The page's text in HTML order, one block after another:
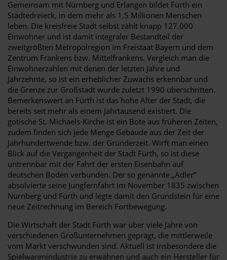
Gemeinsam mit Nürnberg und Erlangen bildet Fürth ein
Städtedreieck, in dem mehr als 1,5 Millionen Menschen
leben. Die kreisfreie Stadt selbst zählt knapp 127.000
Einwohner und ist damit integraler Bestandteil der
zweitgrößten Metropolregion im Freistaat Bayern und dem
Zentrum Frankens bzw. Mittelfrankens. Vergleich man die
Einwohnerzahlen mit denen der letzten Jahre und
Jahrzehnte, so ist ein erheblicher Zuwachs erkennbar und
die Grenze zur Großstadt wurde zuletzt 1990 überschritten.
Bemerkenswert an Fürth ist das hohe Alter der Stadt, die
bereits seit mehr als einem Jahrtausend existiert. Die
gotische St. Michaels-Kirche ist ein Bote aus früheren Zeiten,
zudem finden sich jede Menge Gebäude aus der Zeit der
Jahrhundertwende bzw. der Gründerzeit. Wirft man einen
Blick auf die Vergangenheit der Stadt Fürth, so ist diese
untrennbar mit der Fahrt der ersten Eisenbahn auf
deutschen Boden verbunden. Der so genannte „Adler“
absolvierte seine Jungfernfahrt im November 1835 zwischen
Nürnberg und Fürth und legte damit den Grundstein für eine
neue Zeitrechnung im Bereich Fortbewegung.
Die Wirtschaft der Stadt Fürth war über viele Jahre von
verschiedenen Großunternehmen geprägt, die mittlerweile
vom Markt verschwunden sind. Aktuell ist insbesondere die
Spielwarenindustrie zu erwähnen und auch ein Hersteller für